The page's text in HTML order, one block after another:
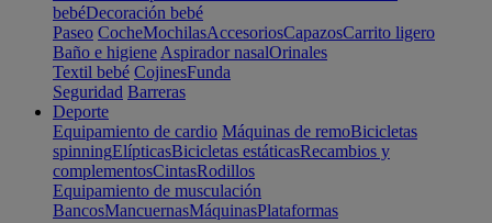
bebéDecoración bebé
Paseo CocheMochilasAccesoriosCapazosCarrito ligero
Baño e higiene Aspirador nasalOrinales
Textil bebé CojinesFunda
Seguridad Barreras
Deporte
Equipamiento de cardio Máquinas de remoBicicletas
spinningElípticasBicicletas estáticasRecambios y
complementosCintasRodillos
Equipamiento de musculación
BancosMancuernasMáquinasPlataformas